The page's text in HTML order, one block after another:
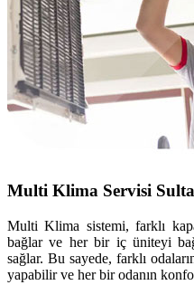
Multi Klima Servisi
Multi Klima sistemi, farklı
bağlar ve her bir iç üniteyi
sağlar. Bu sayede, farklı
yapabilir ve her bir odanın